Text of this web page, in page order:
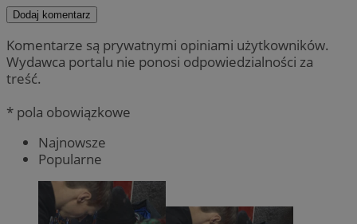
Dodaj komentarz
Komentarze są prywatnymi opiniami użytkowników.
Wydawca portalu nie ponosi odpowiedzialności za
treść.
* pola obowiązkowe
Najnowsze
Popularne